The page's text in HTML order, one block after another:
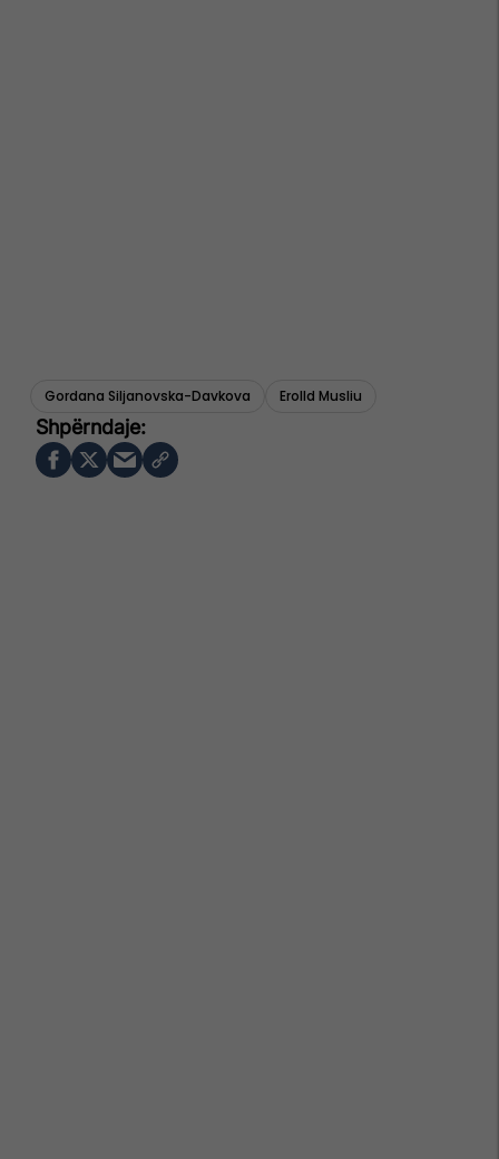
Gordana Siljanovska-Davkova Erolld Musliu